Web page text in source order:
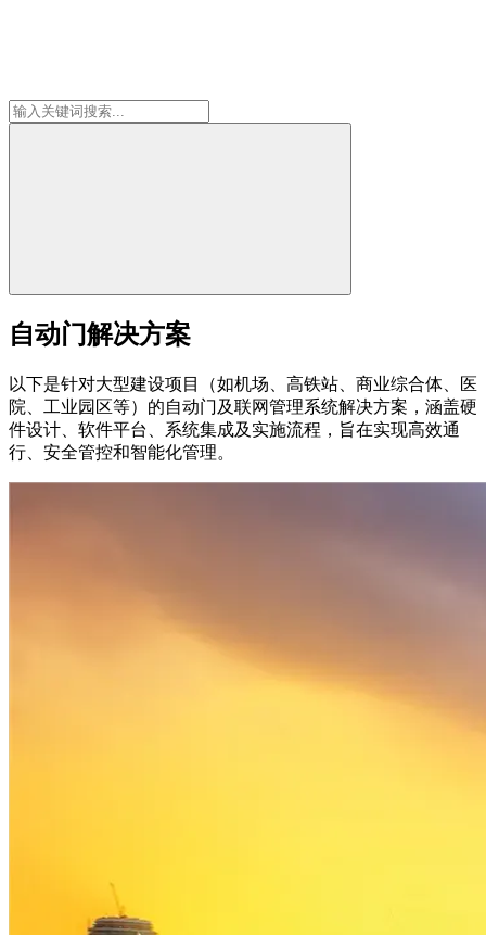
自动门解决方案
以下是针对大型建设项目（如机场、高铁站、商业综合体、医
院、工业园区等）的自动门及联网管理系统解决方案，涵盖硬
件设计、软件平台、系统集成及实施流程，旨在实现高效通
行、安全管控和智能化管理。